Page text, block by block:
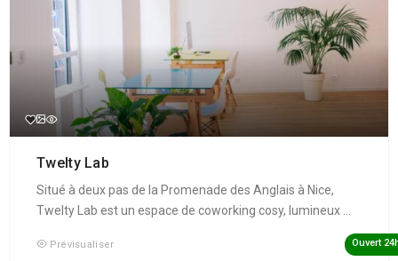
Twelty Lab
Situé à deux pas de la Promenade des Anglais à Nice,
Twelty Lab est un espace de coworking cosy, lumineux ...
Prévisualiser Ouvert